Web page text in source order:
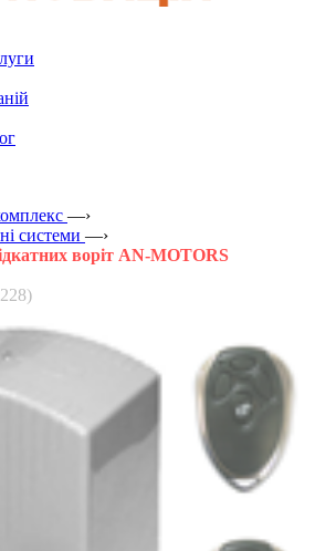
—›
системи —›
воріт AN-MOTORS